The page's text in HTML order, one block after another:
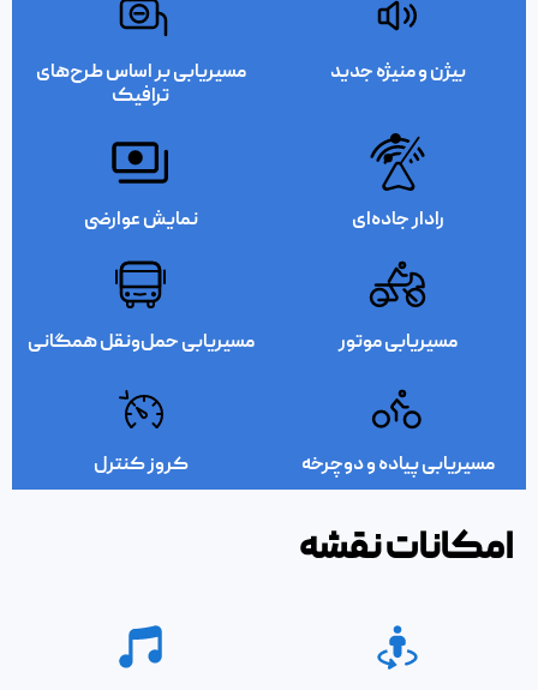
بیژن و منیژه جدید
مسیریابی بر اساس طرح‌های
ترافیک
رادار جاده‌ای نمایش عوارضی
مسیریابی موتور مسیریابی حمل‌ونقل همگانی
مسیریابی پیاده و دوچرخه کروز کنترل
امکانات نقشه